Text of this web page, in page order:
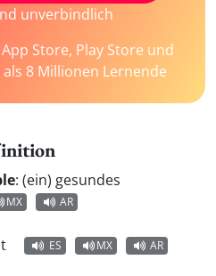
unverbindlich
Store, Play Store und
8 Millionen Lernende
: (ein) gesundes
MX AR
ES MX AR